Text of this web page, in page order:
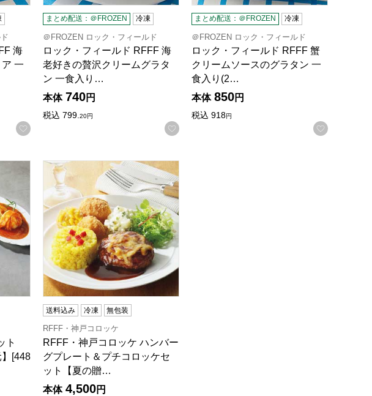
海
一
お気に入りに登録する
まとめ配送：＠FROZEN 冷凍
＠FROZEN ロック・フィールド
ロック・フィールド RFFF 海
老好きの贅沢クリームグラタ
ン 一食入り…
本体 740円
税込 799.20円
お気に入りに登録する
まとめ配送：＠FROZEN 冷凍
＠FROZEN ロック・フィールド
ロック・フィールド RFFF 蟹
クリームソースのグラタン 一
食入り(2…
本体 850円
税込 918円
お気に入
・お中元】[51044]
ト【夏の贈りもの・お中元】[44826]
ト
】[448
RFFF・神戸コロッケ ハンバーグプレート＆プチコロッケセット【夏の贈
送料込み 冷凍 無包装
RFFF・神戸コロッケ
RFFF・神戸コロッケ ハンバー
グプレート＆プチコロッケセ
ット【夏の贈…
本体 4,500円